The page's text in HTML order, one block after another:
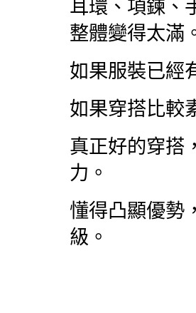
耳環、項鍊、
整體變得太滿
如果服裝已經
如果穿搭比較
真正好的穿搭
力。
懂得凸顯優勢
級。